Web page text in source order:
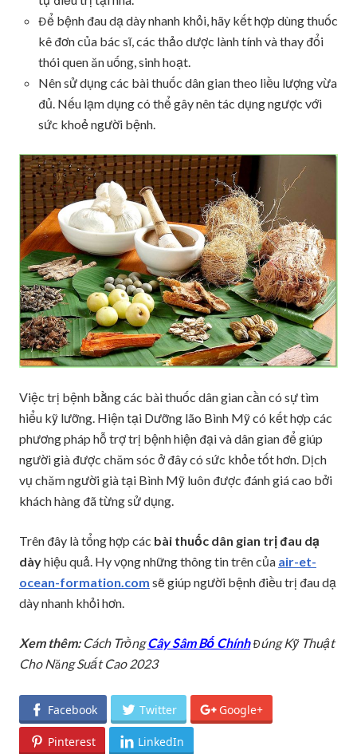
Để bệnh đau dạ dày nhanh khỏi, hãy kết hợp dùng thuốc
kê đơn của bác sĩ, các thảo dược lành tính và thay đổi
thói quen ăn uống, sinh hoạt.
Nên sử dụng các bài thuốc dân gian theo liều lượng vừa
đủ. Nếu lạm dụng có thể gây nên tác dụng ngược với
sức khoẻ người bệnh.
Việc trị bệnh bằng các bài thuốc dân gian cần có sự tìm
hiểu kỹ lưỡng. Hiện tại Dưỡng lão Bình Mỹ có kết hợp các
phương pháp hỗ trợ trị bệnh hiện đại và dân gian để giúp
người già được chăm sóc ở đây có sức khỏe tốt hơn. Dịch
vụ chăm người già tại Bình Mỹ luôn được đánh giá cao bởi
khách hàng đã từng sử dụng.
Trên đây là tổng hợp các bài thuốc dân gian trị đau dạ
dàyhiệu quả. Hy vọng những thông tin trên của air-et-
ocean-formation.com sẽ giúp người bệnh điều trị đau dạ
dày nhanh khỏi hơn.
Xem thêm: Cách Trồng Cây Sâm Bố Chính Đúng Kỹ Thuật
Cho Năng Suất Cao 2023
Facebook Twitter Google+
Pinterest LinkedIn